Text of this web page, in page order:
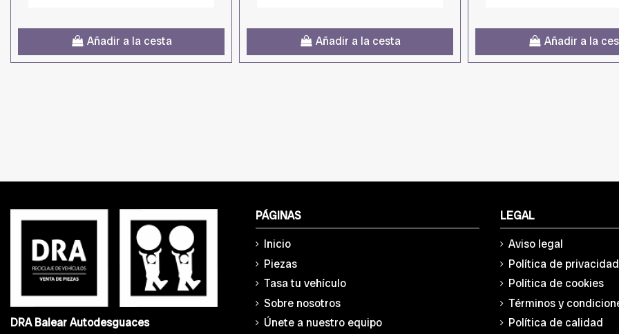
Añadir a la cesta Añadir a la cesta Añadir a la
DRA Balear Autodesguaces
PÁGINAS
Inicio
Piezas
Tasa tu vehículo
Sobre nosotros
Únete a nuestro equipo
LEGAL
Aviso legal
Política de privacidad
Política de cookies
Términos y
Política de calidad